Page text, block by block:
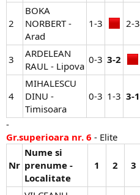
2
BOKA
NORBERT -
Arad
1-3​ 2-3​
3
ARDELEAN
RAUL - Lipova
0-3​ 3-2
4
MIHALESCU
DINU -
Timisoara
0-3​ 1-3​ 3-1
-
Gr.superioara nr. 6 - Elite
Nr
Nume si
prenume -
Localitate
1 2 3